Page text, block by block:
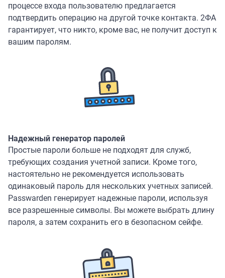
процессе входа пользователю предлагается
подтвердить операцию на другой точке контакта. 2ФA
гарантирует, что никто, кроме вас, не получит доступ к
вашим паролям.
Надежный генератор паролей
Простые пароли больше не подходят для служб,
требующих создания учетной записи. Кроме того,
настоятельно не рекомендуется использовать
одинаковый пароль для нескольких учетных записей.
Passwarden генерирует надежные пароли, используя
все разрешенные символы. Вы можете выбрать длину
пароля, а затем сохранить его в безопасном сейфе.